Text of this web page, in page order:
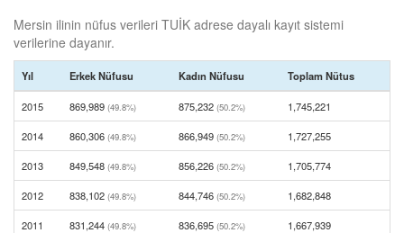
Mersin ilinin nüfus verileri TUİK adrese dayalı kayıt sistemi
verilerine dayanır.
Yıl Erkek Nüfusu Kadın Nüfusu Toplam Nütus
2015 869,989 (49.8%) 875,232 (50.2%) 1,745,221
2014 860,306 (49.8%) 866,949 (50.2%) 1,727,255
2013 849,548 (49.8%) 856,226 (50.2%) 1,705,774
2012 838,102 (49.8%) 844,746 (50.2%) 1,682,848
2011 831,244 (49.8%) 836,695 (50.2%) 1,667,939